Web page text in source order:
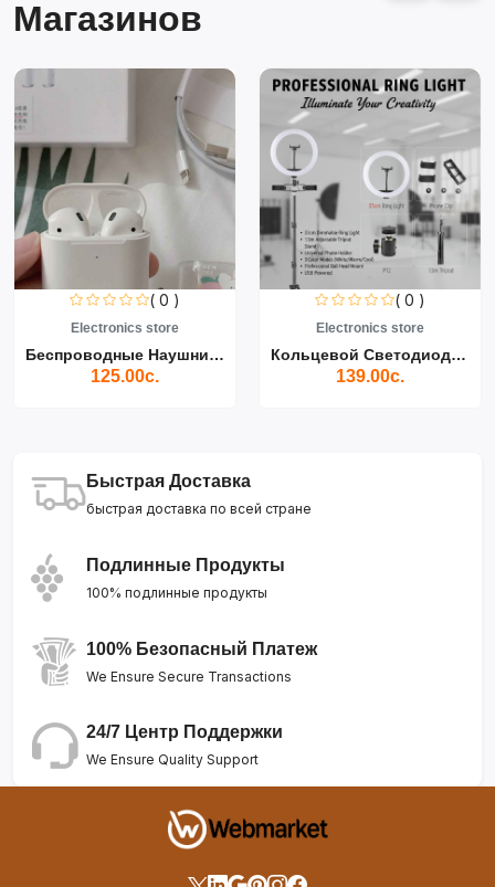
Магазинов
( 0 )
Electronics store
Беспроводные Наушники Air...
125.00с.
( 0 )
Electronics store
Кольцевой Светодиодный Св...
139.00с.
Быстрая Доставка
быстрая доставка по всей стране
Подлинные Продукты
100% подлинные продукты
100% Безопасный Платеж
We Ensure Secure Transactions
24/7 Центр Поддержки
We Ensure Quality Support